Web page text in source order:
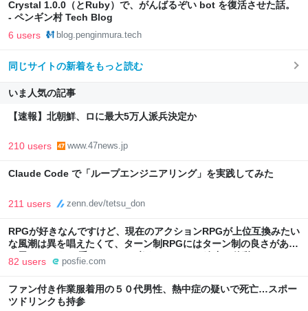
Crystal 1.0.0（とRuby）で、がんばるぞい bot を復活させた話。
- ペンギン村 Tech Blog
6 users blog.penginmura.tech
同じサイトの新着をもっと読む
いま人気の記事
【速報】北朝鮮、ロに最大5万人派兵決定か
210 users www.47news.jp
Claude Code で「ループエンジニアリング」を実践してみた
211 users zenn.dev/tetsu_don
RPGが好きなんですけど、現在のアクションRPGが上位互換みたい
な風潮は異を唱えたくて、ターン制RPGにはターン制の良さがある
と思ってます 一手をじっくり考えられたり、途中で休憩したりでき
るのがターン制の良さじゃないですか もっとターン制を煮詰めて欲
しい→「既出だと思うがここはオクトパストラベラーを推したい
(´・ω・｀)」
82 users posfie.com
ファン付き作業服着用の５０代男性、熱中症の疑いで死亡…スポー
ツドリンクも持参